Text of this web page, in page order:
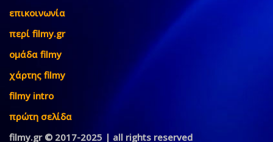
επικοινωνία
περί filmy.gr
ομάδα filmy
χάρτης filmy
filmy intro
πρώτη σελίδα
filmy.gr © 2017-2025 | all rights reserved